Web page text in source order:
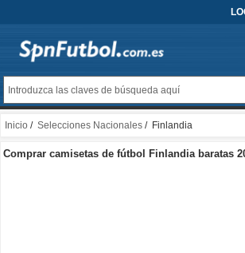
Inicio / Selecciones Nacionales / Finlandia
Comprar camisetas de fútbol Finlandia baratas